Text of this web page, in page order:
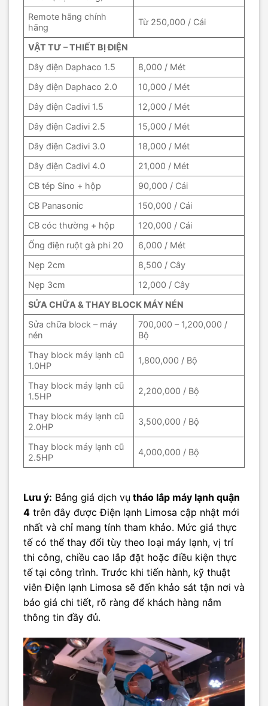
Remote hãng chính
hãng
Từ 250,000 / Cái
VẬT TƯ – THIẾT BỊ ĐIỆN
Dây điện Daphaco 1.5
8,000 / Mét
Dây điện Daphaco 2.0
10,000 / Mét
Dây điện Cadivi 1.5
12,000 / Mét
Dây điện Cadivi 2.5
15,000 / Mét
Dây điện Cadivi 3.0
18,000 / Mét
Dây điện Cadivi 4.0
21,000 / Mét
CB tép Sino + hộp
90,000 / Cái
CB Panasonic
150,000 / Cái
CB cóc thường + hộp
120,000 / Cái
Ống điện ruột gà phi 20
6,000 / Mét
Nẹp 2cm
8,500 / Cây
Nẹp 3cm
12,000 / Cây
SỬA CHỮA & THAY BLOCK MÁY NÉN
Sửa chữa block – máy
nén
700,000 – 1,200,000 /
Bộ
Thay block máy lạnh cũ
1.0HP
1,800,000 / Bộ
Thay block máy lạnh cũ
1.5HP
2,200,000 / Bộ
Thay block máy lạnh cũ
2.0HP
3,500,000 / Bộ
Thay block máy lạnh cũ
2.5HP
4,000,000 / Bộ
Lưu ý: Bảng giá dịch vụ tháo lắp máy lạnh quận
4 trên đây được Điện lạnh Limosa cập nhật mới
nhất và chỉ mang tính tham khảo. Mức giá thực
tế có thể thay đổi tùy theo loại máy lạnh, vị trí
thi công, chiều cao lắp đặt hoặc điều kiện thực
tế tại công trình. Trước khi tiến hành, kỹ thuật
viên Điện lạnh Limosa sẽ đến khảo sát tận nơi và
báo giá chi tiết, rõ ràng để khách hàng nắm
thông tin đầy đủ.